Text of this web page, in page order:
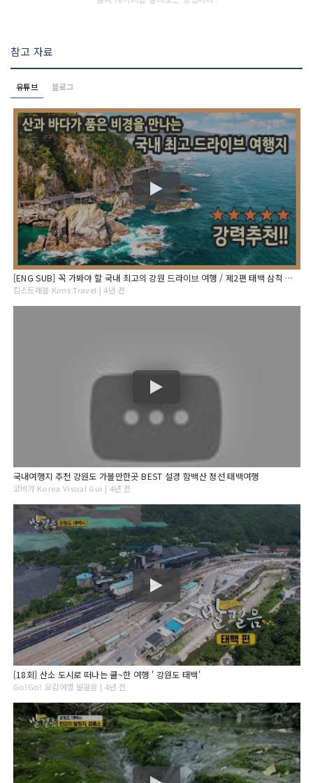
참고 자료
유튜브 블로그
[ENG SUB] 꼭 가봐야 할 국내 최고의 강원 드라이브 여행 / 제2편 태백 삼척 구간 / 구문소, 미인폭포, 장호항, 초곡용굴촛대바위, 덕봉산, 새천년해안도로, 국내여행지추천
킴스트래블 Kims Travel | 4년 전
국내여행지 추천 강원도 가볼만한곳 BEST 설경 함백산 정선 태백여행
코비가 Korea Visual Gui | 4년 전
[18회] 산소 도시로 떠나는 쿨~한 여행 ' 강원도 태백'
Go!Go! 오감여행 발걸음 | 4년 전